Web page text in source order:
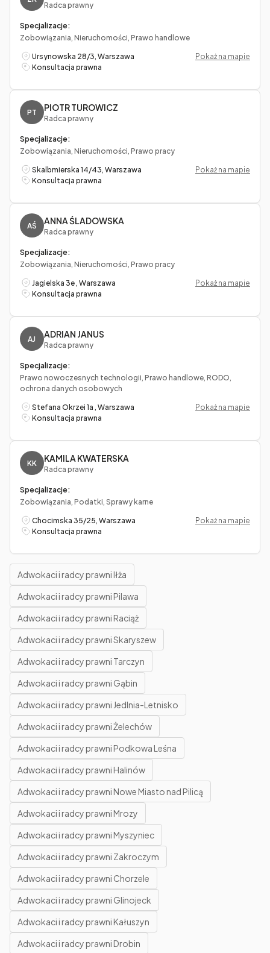
Radca prawny
Specjalizacje:
Zobowiązania, Nieruchomości, Prawo handlowe
Ursynowska 28/3, Warszawa
Pokaż na mapie
Konsultacja prawna
PT PIOTR TUROWICZ
Radca prawny
Specjalizacje:
Zobowiązania, Nieruchomości, Prawo pracy
Skalbmierska 14/43, Warszawa
Pokaż na mapie
Konsultacja prawna
AŚ ANNA ŚLADOWSKA
Radca prawny
Specjalizacje:
Zobowiązania, Nieruchomości, Prawo pracy
Jagielska 3e , Warszawa
Pokaż na mapie
Konsultacja prawna
AJ ADRIAN JANUS
Radca prawny
Specjalizacje:
Prawo nowoczesnych technologii, Prawo handlowe, RODO,
ochrona danych osobowych
Stefana Okrzei 1a , Warszawa
Pokaż na mapie
Konsultacja prawna
KK KAMILA KWATERSKA
Radca prawny
Specjalizacje:
Zobowiązania, Podatki, Sprawy karne
Chocimska 35/25, Warszawa
Pokaż na mapie
Konsultacja prawna
Adwokaci i radcy prawni Iłża
Adwokaci i radcy prawni Pilawa
Adwokaci i radcy prawni Raciąż
Adwokaci i radcy prawni Skaryszew
Adwokaci i radcy prawni Tarczyn
Adwokaci i radcy prawni Gąbin
Adwokaci i radcy prawni Jedlnia-Letnisko
Adwokaci i radcy prawni Żelechów
Adwokaci i radcy prawni Podkowa Leśna
Adwokaci i radcy prawni Halinów
Adwokaci i radcy prawni Nowe Miasto nad Pilicą
Adwokaci i radcy prawni Mrozy
Adwokaci i radcy prawni Myszyniec
Adwokaci i radcy prawni Zakroczym
Adwokaci i radcy prawni Chorzele
Adwokaci i radcy prawni Glinojeck
Adwokaci i radcy prawni Kałuszyn
Adwokaci i radcy prawni Drobin